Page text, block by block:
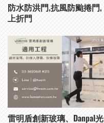
防水防洪門,抗風防颱捲門,
上折門
雷明盾創新玻璃、Danpal光